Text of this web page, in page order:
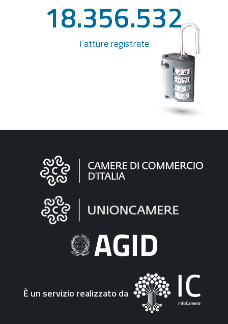
18.356.532
Fatture registrate
Informazioni
"Fattura
Elettronica"
È un servizio realizzato da